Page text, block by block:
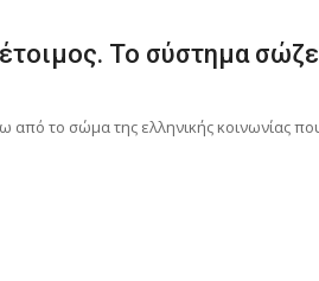
Το σύστημα
από το σώμα της ελληνικής κοινωνίας